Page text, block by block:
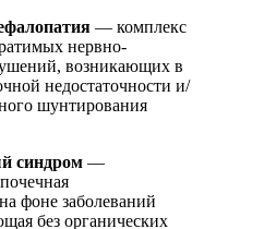
— комплекс
нервно-
возникающих в
недостаточности и/
шунтирования
синдром —
фоне заболеваний
без органических